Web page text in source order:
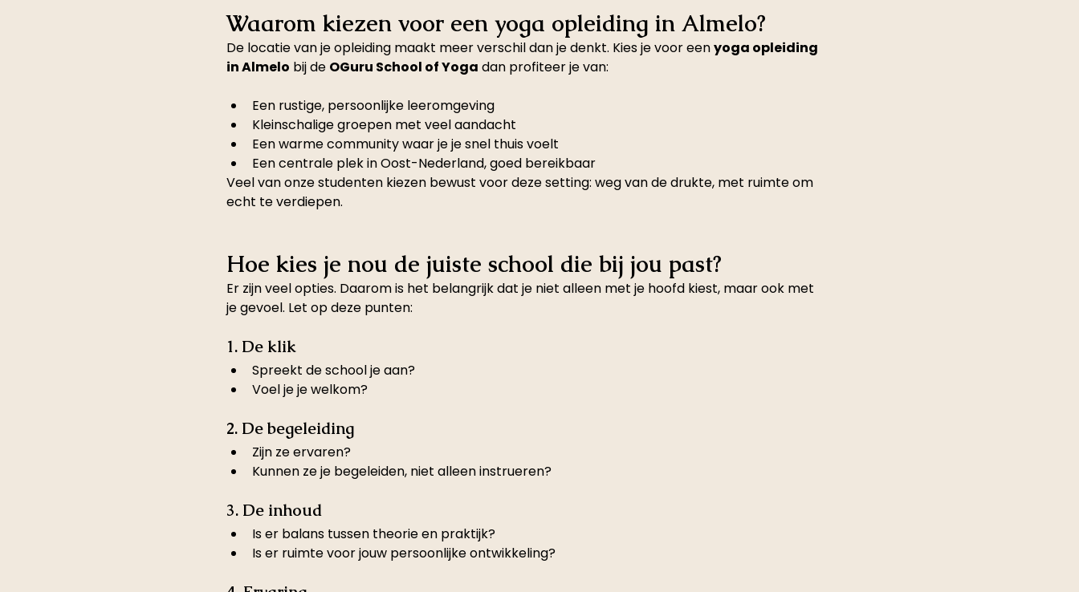
Waarom kiezen voor een yoga opleiding in Almelo?
De locatie van je opleiding maakt meer verschil dan je denkt. Kies je voor een yoga opleiding
in Almelo bij de OGuru School of Yoga dan profiteer je van:
Een rustige, persoonlijke leeromgeving
Kleinschalige groepen met veel aandacht
Een warme community waar je je snel thuis voelt
Een centrale plek in Oost-Nederland, goed bereikbaar
Veel van onze studenten kiezen bewust voor deze setting: weg van de drukte, met ruimte om
echt te verdiepen.
Hoe kies je nou de juiste school die bij jou past?
Er zijn veel opties. Daarom is het belangrijk dat je niet alleen met je hoofd kiest, maar ook met
je gevoel. Let op deze punten:
1. De klik
Spreekt de school je aan?
Voel je je welkom?
2. De begeleiding
Zijn ze ervaren?
Kunnen ze je begeleiden, niet alleen instrueren?
3. De inhoud
Is er balans tussen theorie en praktijk?
Is er ruimte voor jouw persoonlijke ontwikkeling?